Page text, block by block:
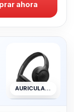
ahora
AURICULAR JBL